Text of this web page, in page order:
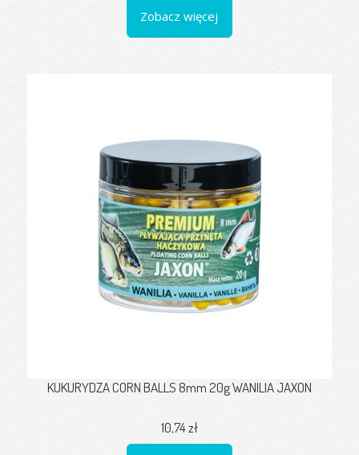
Zobacz więcej
KUKURYDZA CORN BALLS 8mm 20g WANILIA JAXON
10,74 zł